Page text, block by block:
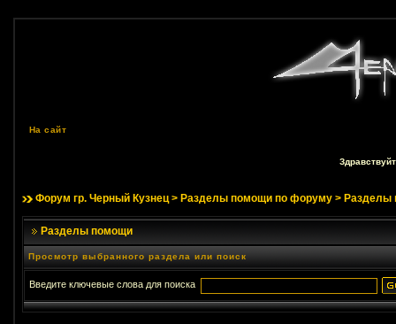
На сайт
Форум гр. Черный Кузнец> Разделы помощи по форуму> Разделы
Разделы помощи
Просмотр выбранного раздела или поиск
Введите ключевые слова для поиска